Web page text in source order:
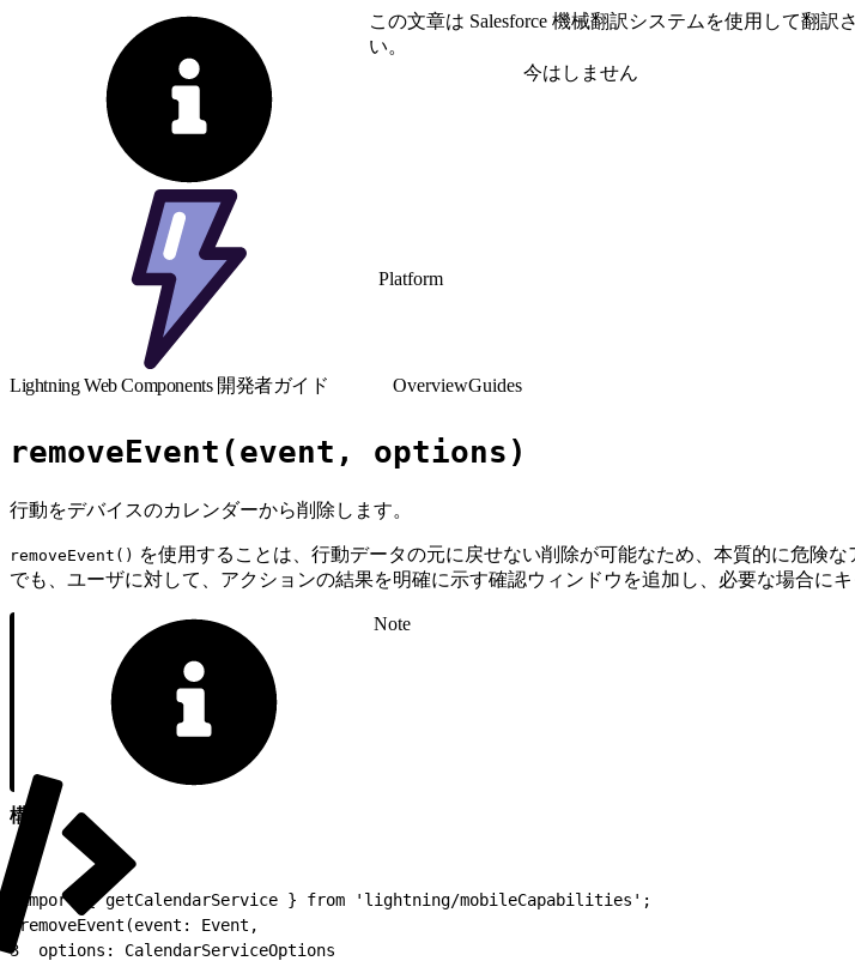
この文章は Salesforce 機械翻訳システムを使用して翻訳
い。
今はしません
Platform
Lightning Web Components 開発者ガイド OverviewGuides
removeEvent(event, options)
行動をデバイスのカレンダーから削除します。
removeEvent() を使用することは、行動データの元に戻せない削除が可能なため、本質的に危険
でも、ユーザに対して、アクションの結果を明確に示す確認ウィンドウを追加し、必要な場合に
Note
構文
import { getCalendarService } from 'lightning/mobileCapabilities';
removeEvent(event: Event,
3
  options: CalendarServiceOptions